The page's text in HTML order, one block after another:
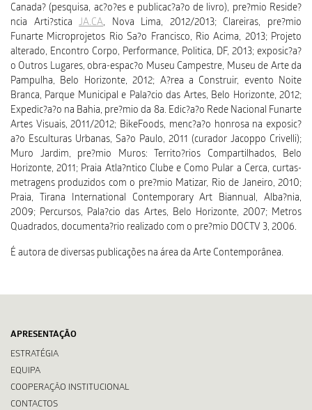
Canada? (pesquisa, ac?o?es e publicac?a?o de livro), pre?mio Reside?
ncia Arti?sticaJA.CA, Nova Lima, 2012/2013; Clareiras, pre?mio
Funarte Microprojetos Rio Sa?o Francisco, Rio Acima, 2013; Projeto
alterado, Encontro Corpo, Performance, Politica, DF, 2013; exposic?a?
o Outros Lugares, obra-espac?o Museu Campestre, Museu de Arte da
Pampulha, Belo Horizonte, 2012; A?rea a Construir, evento Noite
Branca, Parque Municipal e Pala?cio das Artes, Belo Horizonte, 2012;
Expedic?a?o na Bahia, pre?mio da 8a. Edic?a?o Rede Nacional Funarte
Artes Visuais, 2011/2012; BikeFoods, menc?a?o honrosa na exposic?
a?o Esculturas Urbanas, Sa?o Paulo, 2011 (curador Jacoppo Crivelli);
Muro Jardim, pre?mio Muros: Territo?rios Compartilhados, Belo
Horizonte, 2011; Praia Atla?ntico Clube e Como Pular a Cerca, curtas-
metragens produzidos com o pre?mio Matizar, Rio de Janeiro, 2010;
Praia, Tirana International Contemporary Art Biannual, Alba?nia,
2009; Percursos, Pala?cio das Artes, Belo Horizonte, 2007; Metros
Quadrados, documenta?rio realizado com o pre?mio DOCTV 3, 2006.
É autora de diversas publicações na área da Arte Contemporânea.
APRESENTAÇÃO
ESTRATÉGIA
EQUIPA
COOPERAÇÃO INSTITUCIONAL
CONTACTOS